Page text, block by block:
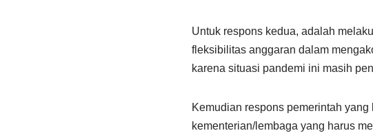
Untuk respons kedua, adalah
fleksibilitas anggaran dalam
karena situasi pandemi ini masih
Kemudian respons pemerintah
kementerian/lembaga yang harus